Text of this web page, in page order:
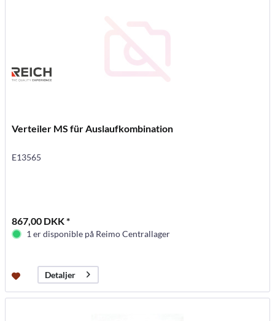
Verteiler MS für Auslaufkombination
E13565
867,00 DKK *
1 er disponible på Reimo Centrallager
Detaljer